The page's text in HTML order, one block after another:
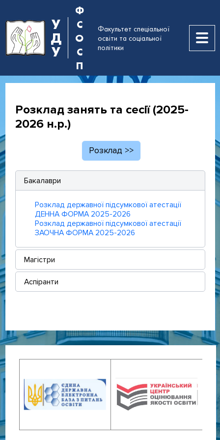
У
Д
У
Ф
С
О
С
П
Факультет спеціальної
освіти та соціальної
політики
Розклад занять та сесії (2025-
2026 н.р.)
Розклад >>
Бакалаври
Розклад державної підсумкової атестації
ДЕННА ФОРМА 2025-2026
Розклад державної підсумкової атестації
ЗАОЧНА ФОРМА 2025-2026
Магістри
Аспіранти